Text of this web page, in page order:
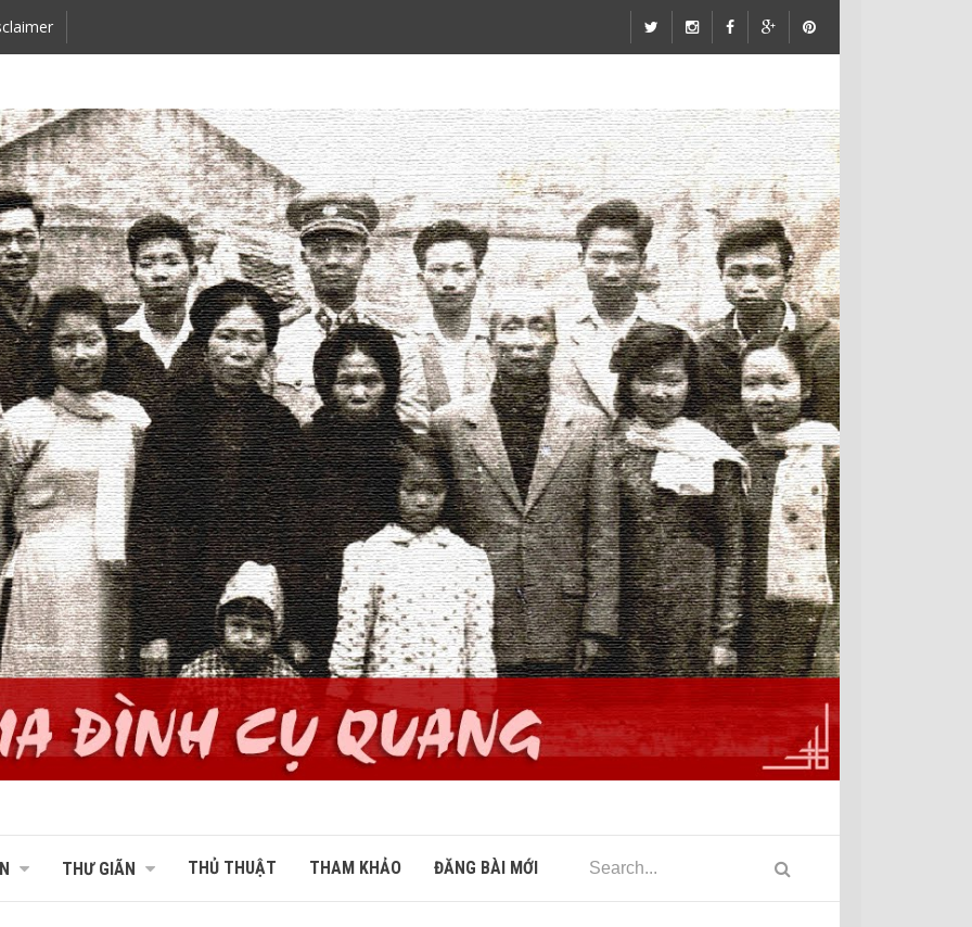
THƯ GIÃN THỦ THUẬT THAM KHẢO ĐĂNG BÀI MỚI